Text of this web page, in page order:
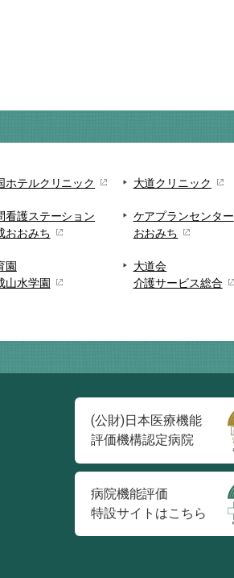
ホテルクリニック 大道クリニック
看護ステーション
おおみち
ケアプランセンター
おおみち
園
山水学園
大道会
介護サービス総合
(公財)日本医療機能
評価機構認定病院
病院機能評価
特設サイトはこちら